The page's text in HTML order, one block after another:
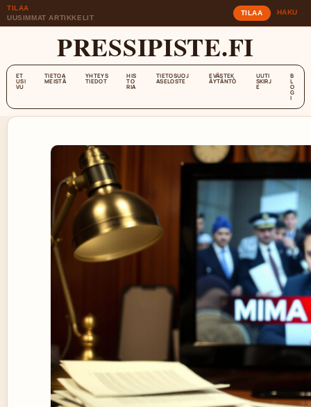
TILAA
UUSIMMAT ARTIKKELIT
TILAA HAKU
PRESSIPISTE.FI
ET
USI
VU
TIETOA
MEISTÄ
YHTEYS
TIEDOT
HIS
TO
RIA
TIETOSUOJ
ASELOSTE
EVÄSTEK
ÄYTÄNTÖ
UUTI
SKIRJ
E
B
L
O
G
I